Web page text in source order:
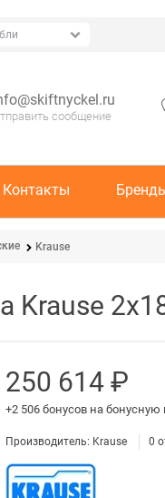
сообщение
Контакты
Krause
Krause
250 614 ₽
+2 506 бонусов на бонусную
Производитель: Krause 0